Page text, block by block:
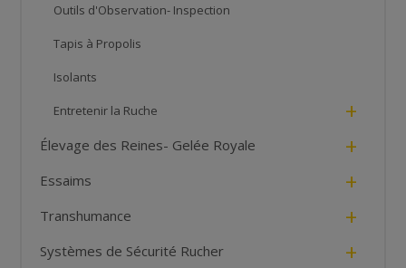
Outils d'Observation- Inspection
Tapis à Propolis
Isolants
Entretenir la Ruche +
Élevage des Reines- Gelée Royale +
Essaims +
Transhumance +
Systèmes de Sécurité Rucher +